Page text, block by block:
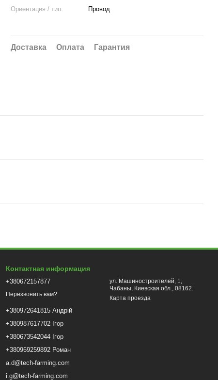
Ориентация / тип:
Провод
Доставка Оплата Гарантия
Контактная информация
+380672157877
Перезвонить вам?
+380972641815 Андрій
+380987617702 Ігор
+380673542044 Ігор
+380969259892 Роман
a.d@tech-farming.com
i.g@tech-farming.com
ул. Машиностроителей, 1,
Чабаны, Киевская обл., 08162.
Карта проезда